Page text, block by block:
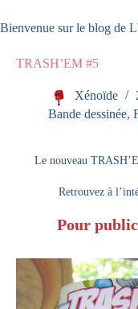
au
contenu
Bienvenue sur le blog de
TRASH’EM #5
Xénoïde
Bande dessinée,
Le nouveau
Retrouvez à
Pour